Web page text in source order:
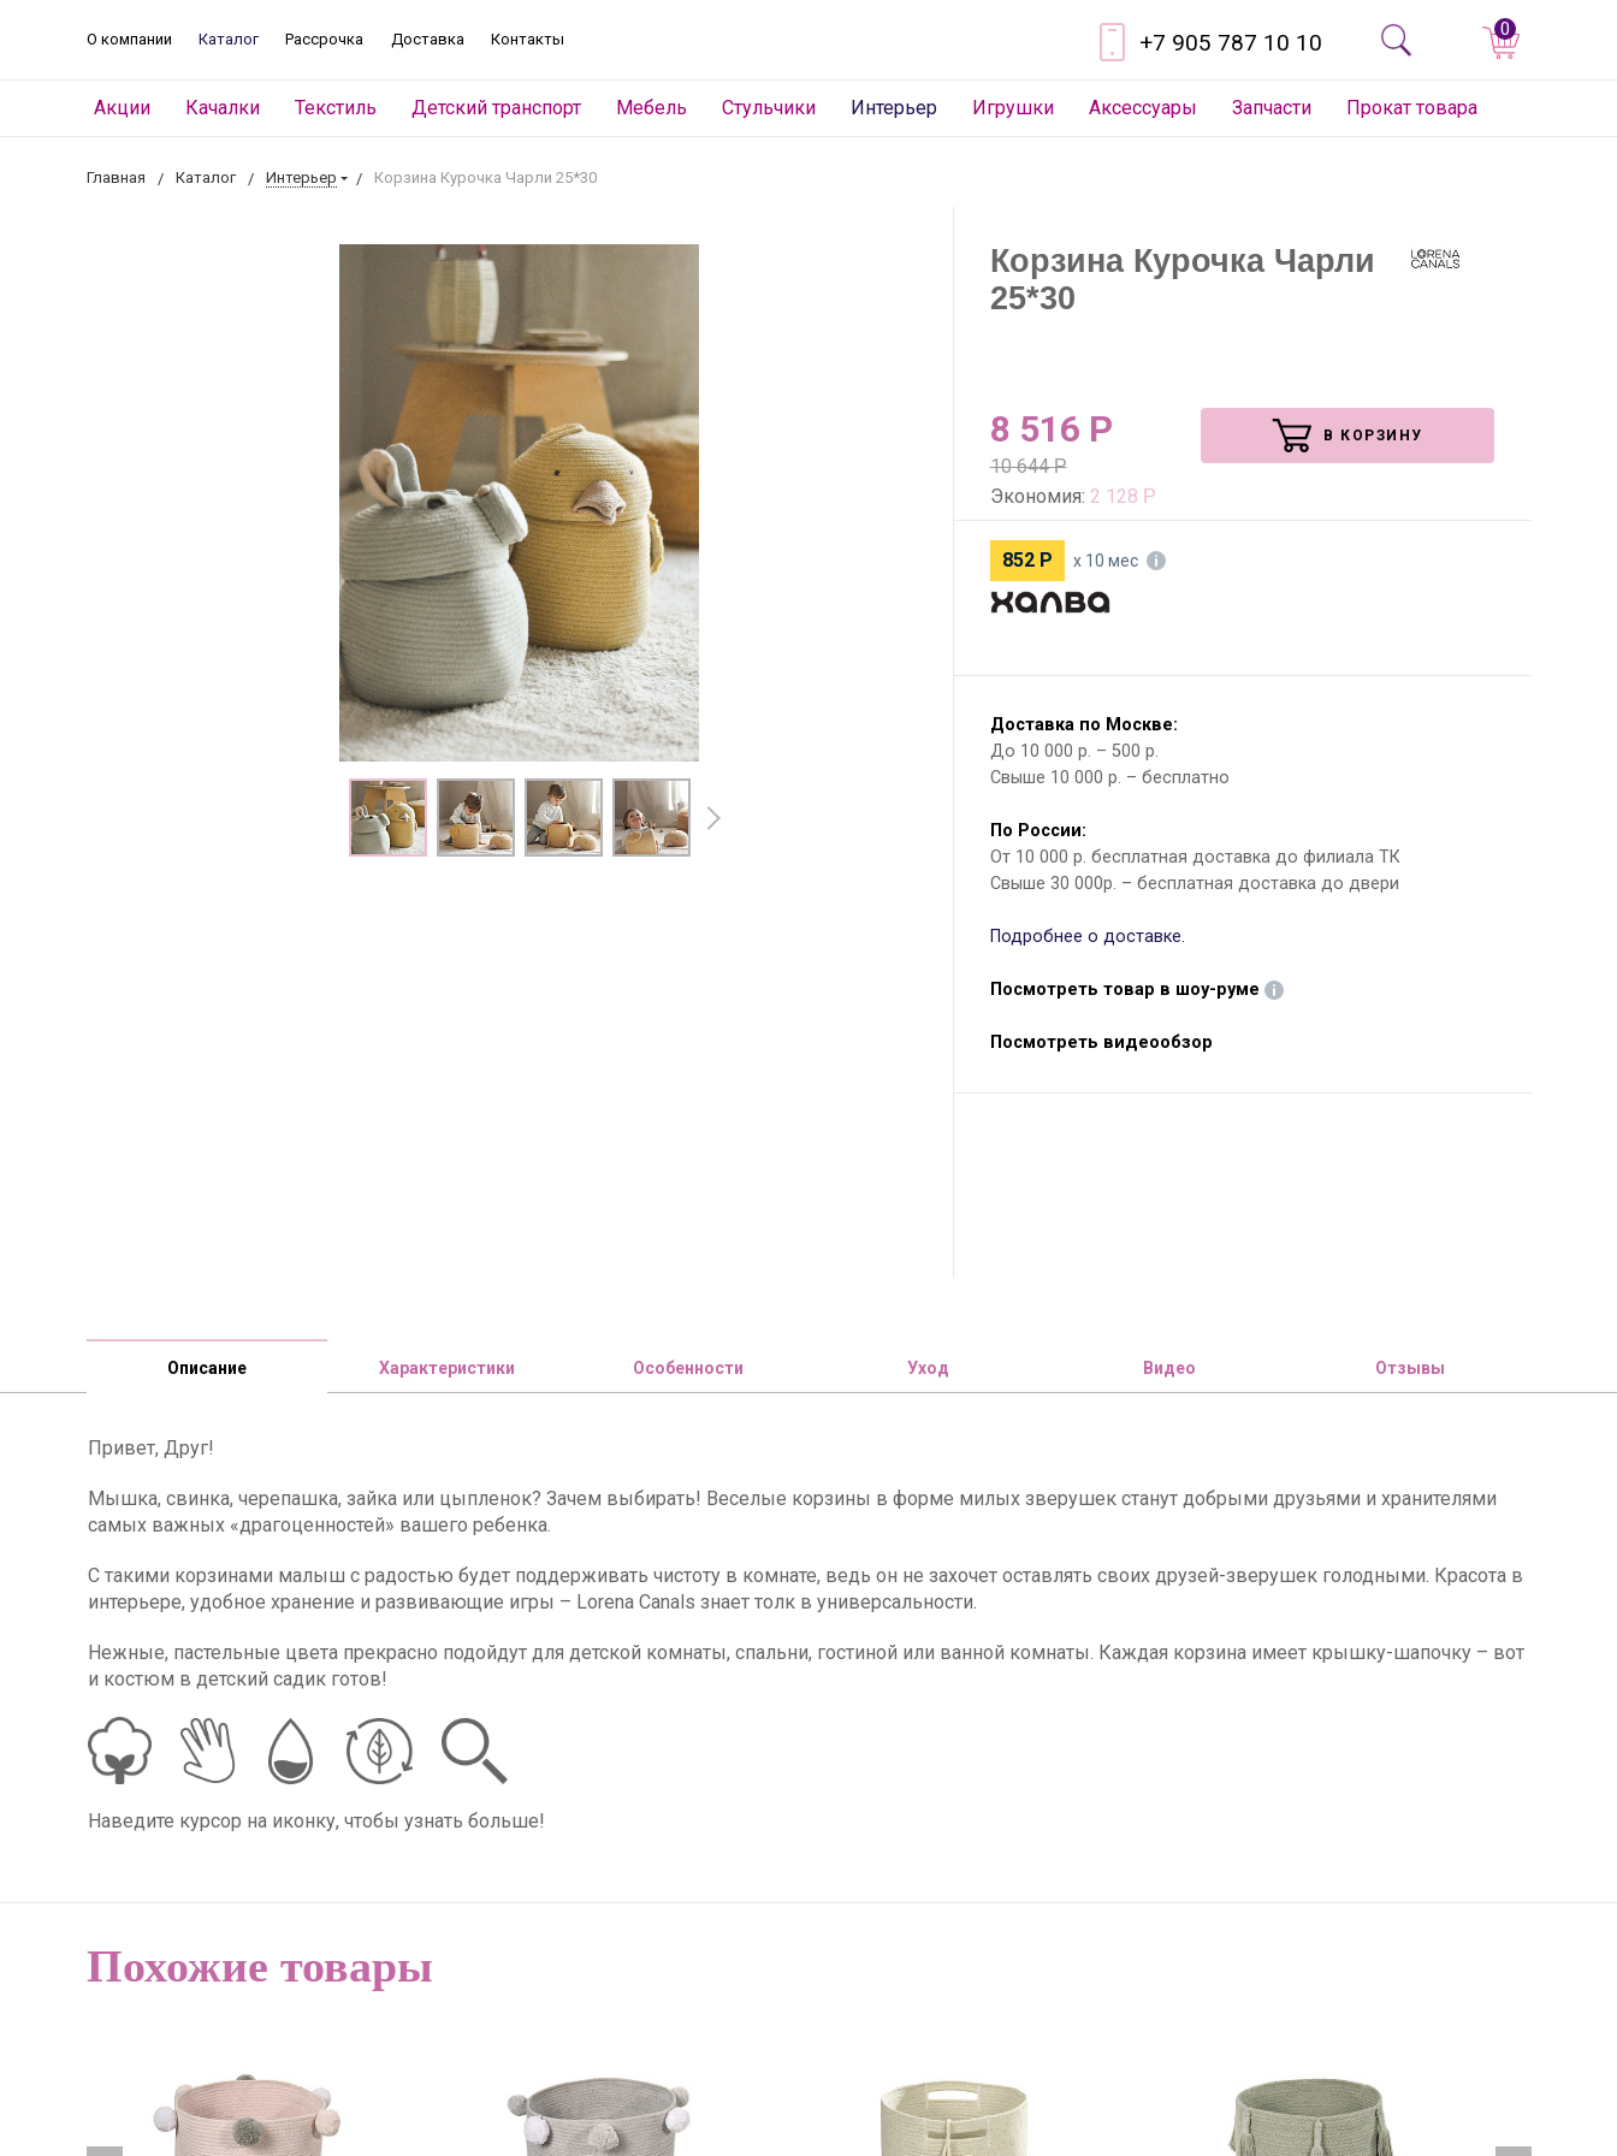
О компании Каталог Рассрочка Доставка Контакты +7 905 787 10 10 0
Акции Качалки Текстиль Детский транспорт Мебель Стульчики Интерьер Игрушки Аксессуары Запчасти Прокат товара
Главная Каталог Интерьер Корзина Курочка Чарли 25*30
Корзина Курочка Чарли
25*30
8 516 Р
10 644Р
Экономия: 2 128 Р
В КОРЗИНУ
852 Р х 10 мес
Доставка по Москве:
До 10 000 р. – 500 р.
Свыше 10 000 р. – бесплатно
По России:
От 10 000 р. бесплатная доставка до филиала ТК
Свыше 30 000р. – бесплатная доставка до двери
Подробнее о доставке.
Посмотреть товар в шоу-руме
Посмотреть видеообзор
Описание Характеристики Особенности Уход Видео Отзывы
Привет, Друг!
Мышка, свинка, черепашка, зайка или цыпленок? Зачем выбирать! Веселые корзины в форме милых зверушек станут добрыми друзьями и хранителями
самых важных «драгоценностей» вашего ребенка.
С такими корзинами малыш с радостью будет поддерживать чистоту в комнате, ведь он не захочет оставлять своих друзей-зверушек голодными. Красота в
интерьере, удобное хранение и развивающие игры – Lorena Canals знает толк в универсальности.
Нежные, пастельные цвета прекрасно подойдут для детской комнаты, спальни, гостиной или ванной комнаты. Каждая корзина имеет крышку-шапочку – вот
и костюм в детский садик готов!
Наведите курсор на иконку, чтобы узнать больше!
Похожие товары